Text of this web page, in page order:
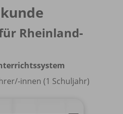
Rheinland-
-innen (1 Schuljahr)